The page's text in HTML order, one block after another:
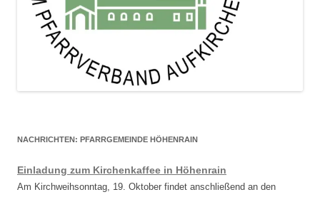
NACHRICHTEN: PFARRGEMEINDE HÖHENRAIN
Einladung zum Kirchenkaffee in Höhenrain
Am Kirchweihsonntag, 19. Oktober findet anschließend an den